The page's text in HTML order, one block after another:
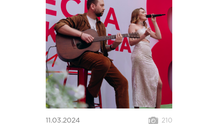
11.03.2024 210